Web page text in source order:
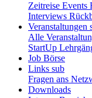
Zeitreise Events
Interviews
Veranstaltungen
Alle
StartUp
Job Börse
Links sub
Fragen ans
Downloads